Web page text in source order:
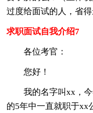
过度给面试的人，省得
求职面试自我介绍7
各位考官：
您好！
我的名字叫xx，
的5年中一直就职于xx